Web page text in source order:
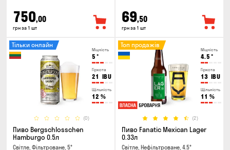
750,00
грн за 1 шт
69,50
грн за 1 шт
Міцність
5 °
Гіркота
21 IBU
Щільність
12 %
(0)
Тільки онлайн
Пиво Bergschlosschen
Hamburgo 0.5л
Світле, Фільтроване, 5°
Міцність
4.5 °
Гіркота
13 IBU
Щільність
11 %
(2)
Топ продажів
Пиво Fanatic Mexican Lager
0.33л
Світле, Нефільтроване, 4.5°